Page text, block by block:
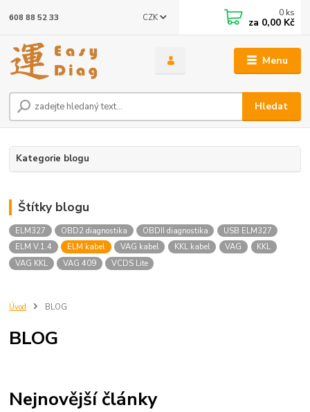
Menu
CZK
Hledat
608 88 52 33 0 ks
za 0,00 Kč
Kategorie blogu
Štítky blogu
ELM327 OBD2 diagnostika OBDII diagnostika
USB ELM327
ELM V.1.4
ELM kabel VAG kabel KKL kabel VAG
KKL
VAG KKL
VAG 409 VCDS Lite
Úvod BLOG
BLOG
Nejnovější články